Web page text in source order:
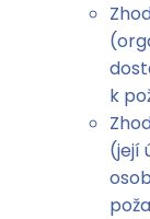
k
(její